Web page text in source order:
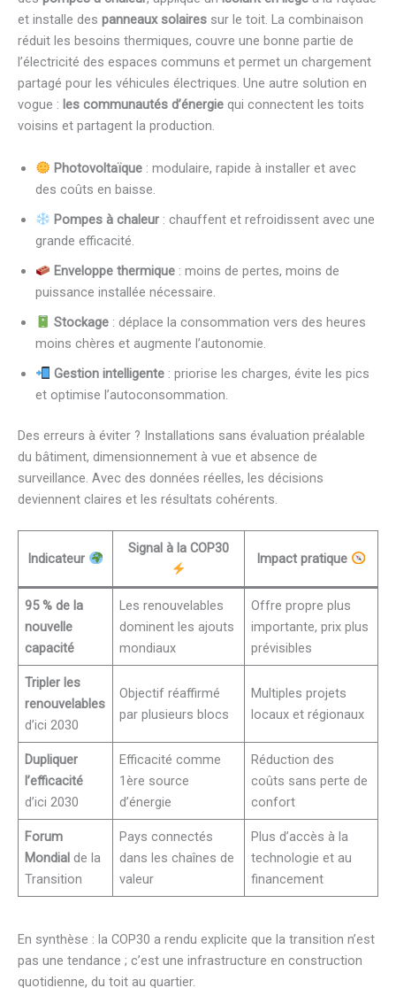
et installe des panneaux solaires sur le toit. La combinaison
réduit les besoins thermiques, couvre une bonne partie de
l’électricité des espaces communs et permet un chargement
partagé pour les véhicules électriques. Une autre solution en
vogue : les communautés d’énergie qui connectent les toits
voisins et partagent la production.
Photovoltaïque: modulaire, rapide à installer et avec
des coûts en baisse.
Pompes à chaleur: chauffent et refroidissent avec une
grande efficacité.
Enveloppe thermique: moins de pertes, moins de
puissance installée nécessaire.
Stockage: déplace la consommation vers des heures
moins chères et augmente l’autonomie.
Gestion intelligente: priorise les charges, évite les pics
et optimise l’autoconsommation.
Des erreurs à éviter ? Installations sans évaluation préalable
du bâtiment, dimensionnement à vue et absence de
surveillance. Avec des données réelles, les décisions
deviennent claires et les résultats cohérents.
Indicateur
Signal à la COP30
Impact pratique
95 % de la
nouvelle
capacité
Les renouvelables
dominent les ajouts
mondiaux
Offre propre plus
importante, prix plus
prévisibles
Tripler les
renouvelables
d’ici 2030
Objectif réaffirmé
par plusieurs blocs
Multiples projets
locaux et régionaux
Dupliquer
l’efficacité
d’ici 2030
Efficacité comme
1ère source
d’énergie
Réduction des
coûts sans perte de
confort
Forum
Mondial de la
Transition
Pays connectés
dans les chaînes de
valeur
Plus d’accès à la
technologie et au
financement
En synthèse : la COP30 a rendu explicite que la transition n’est
pas une tendance ; c’est une infrastructure en construction
quotidienne, du toit au quartier.